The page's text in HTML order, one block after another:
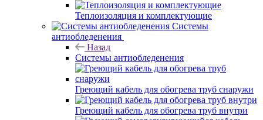
Теплоизоляция и комплектующие
Системы
антиобледенения
Назад
Системы антиобледенения
Греющий кабель для обогрева труб снаружи
Греющий кабель для обогрева труб внутри